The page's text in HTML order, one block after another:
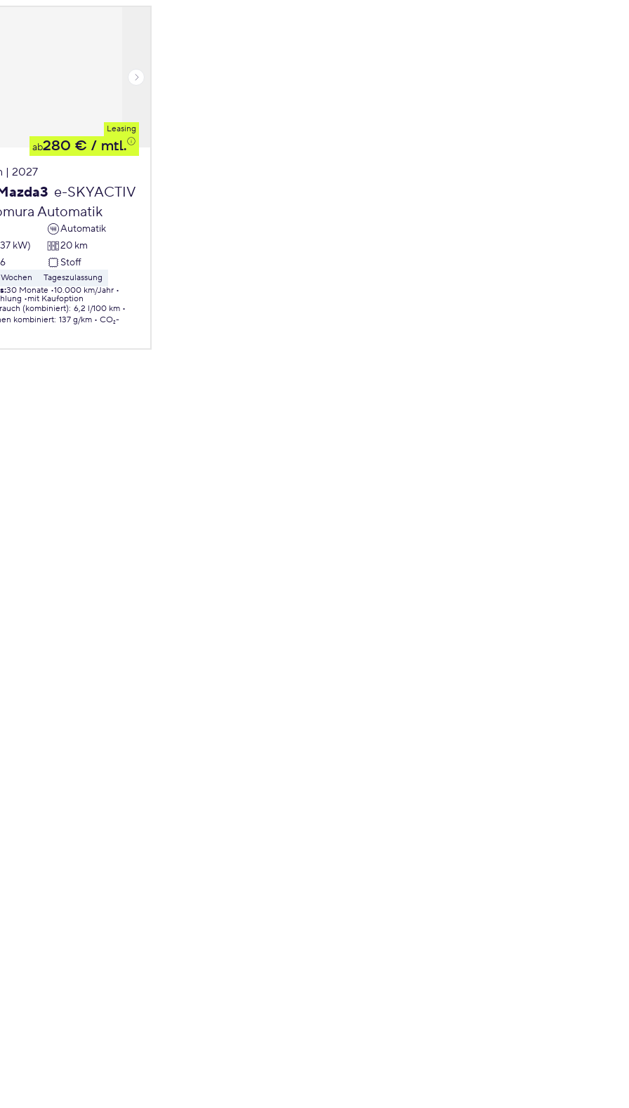
Leasing
ab280 € / mtl.
| 2027
e-SKYACTIV
Automatik
Automatik
kW)
20 km
Stoff
Tageszulassung
:30 Monate 10.000 km/Jahr
mit Kaufoption
(kombiniert): 6,2 l/100 km
kombiniert: 137 g/km
CO₂-